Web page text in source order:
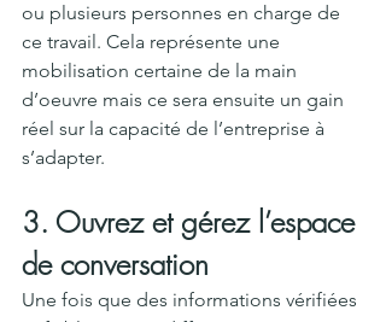
ou plusieurs personnes en charge de
ce travail. Cela représente une
mobilisation certaine de la main
d’oeuvre mais ce sera ensuite un gain
réel sur la capacité de l’entreprise à
s’adapter.
3. Ouvrez et gérez l’espace
de conversation
Une fois que des informations vérifiées